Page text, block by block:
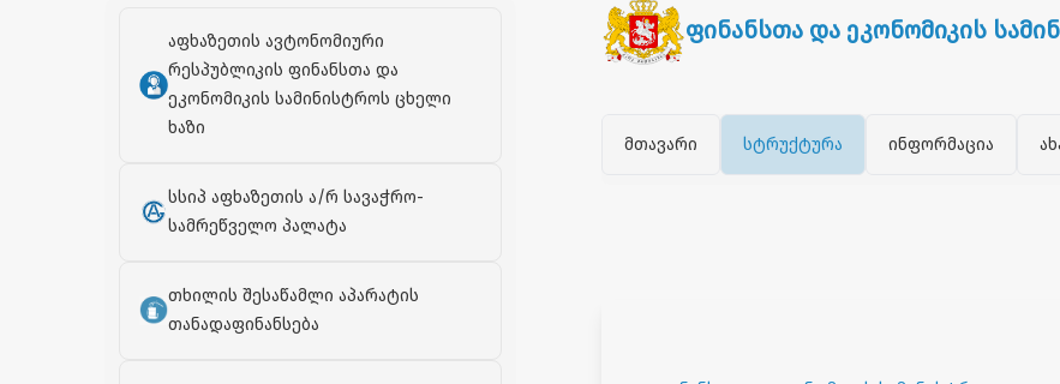
აფხაზეთის ავტონომიური
რესპუბლიკის ფინანსთა და
ეკონომიკის სამინისტროს ცხელი
ხაზი
სსიპ აფხაზეთის ა/რ სავაჭრო-
სამრეწველო პალატა
თხილის შესაწამლი აპარატის
თანადაფინანსება
ფინანსთა და ეკონომიკის
მთავარი სტრუქტურა ინფორმაცია